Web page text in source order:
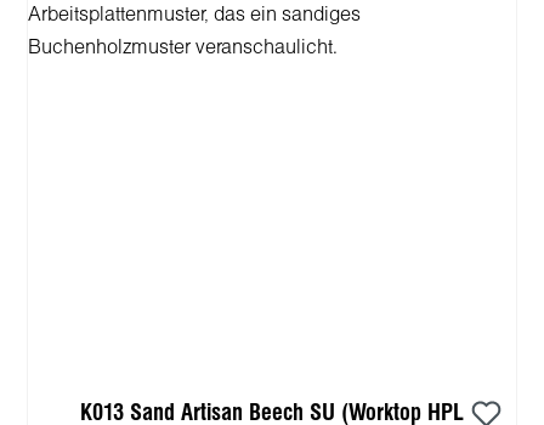
K013 Sand Artisan Beech SU (Worktop HPL